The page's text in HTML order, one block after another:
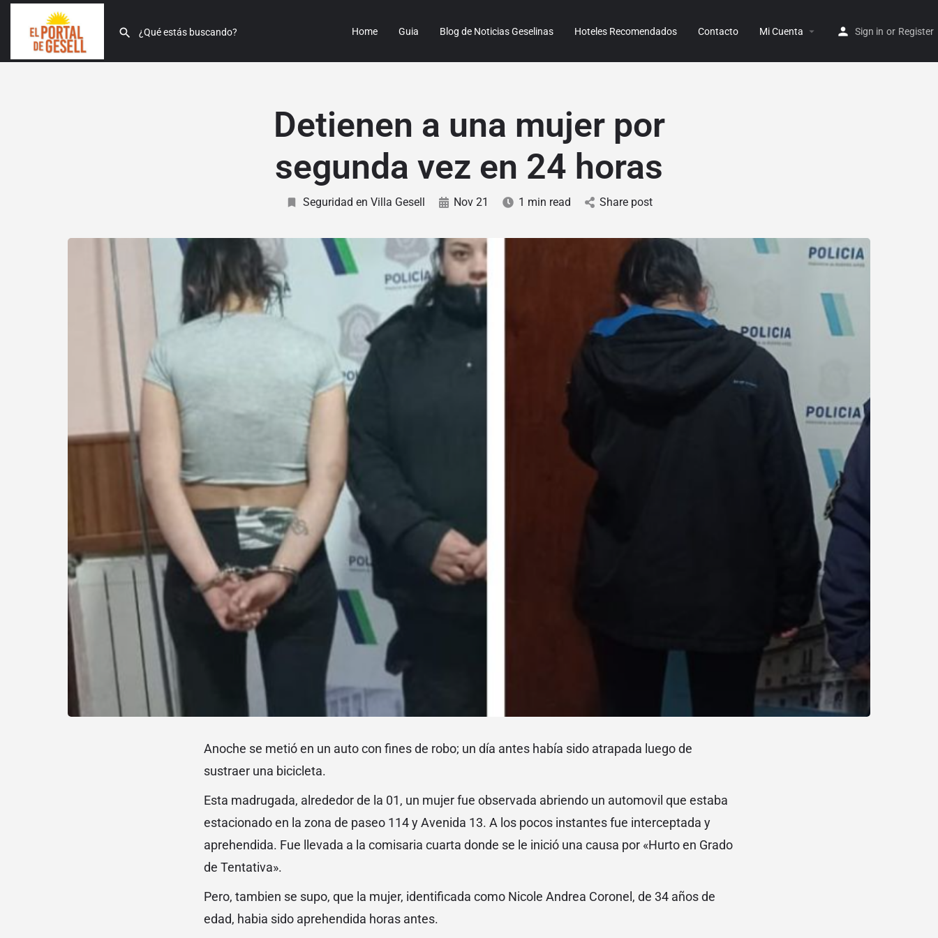
Home Guia Blog de Noticias Geselinas Hoteles Recomendados Contacto Mi Cuenta Sign in or Register
Detienen a una mujer por
segunda vez en 24 horas
Seguridad en Villa Gesell Nov 21 1 min read Share post
Anoche se metió en un auto con fines de robo; un día antes había sido atrapada luego de
sustraer una bicicleta.
Esta madrugada, alrededor de la 01, un mujer fue observada abriendo un automovil que estaba
estacionado en la zona de paseo 114 y Avenida 13. A los pocos instantes fue interceptada y
aprehendida. Fue llevada a la comisaria cuarta donde se le inició una causa por «Hurto en Grado
de Tentativa».
Pero, tambien se supo, que la mujer, identificada como Nicole Andrea Coronel, de 34 años de
edad, habia sido aprehendida horas antes.